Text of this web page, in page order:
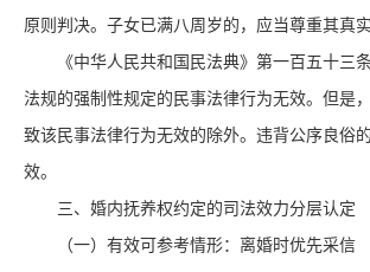
原则判决。子女已满八周岁的，应当尊重其真实
《中华人民共和国民法典》第一百五十三
法规的强制性规定的民事法律行为无效。但是
致该民事法律行为无效的除外。违背公序良俗
效。
三、婚内抚养权约定的司法效力分层认定
（一）有效可参考情形：离婚时优先采信